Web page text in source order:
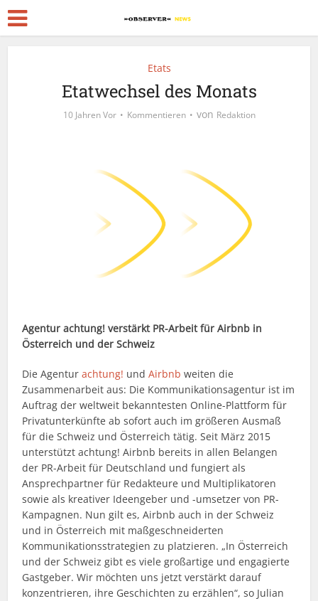
Etats
Etatwechsel des Monats
10 Jahren Vor Kommentieren von Redaktion
Agentur achtung! verstärkt PR-Arbeit für Airbnb in
Österreich und der Schweiz
Die Agenturachtung! undAirbnb weiten die
Zusammenarbeit aus: Die Kommunikationsagentur ist im
Auftrag der weltweit bekanntesten Online-Plattform für
Privatunterkünfte ab sofort auch im größeren Ausmaß
für die Schweiz und Österreich tätig. Seit März 2015
unterstützt achtung! Airbnb bereits in allen Belangen
der PR-Arbeit für Deutschland und fungiert als
Ansprechpartner für Redakteure und Multiplikatoren
sowie als kreativer Ideengeber und -umsetzer von PR-
Kampagnen. Nun gilt es, Airbnb auch in der Schweiz
und in Österreich mit maßgeschneiderten
Kommunikationsstrategien zu platzieren. „In Österreich
und der Schweiz gibt es viele großartige und engagierte
Gastgeber. Wir möchten uns jetzt verstärkt darauf
konzentrieren, ihre Geschichten zu erzählen“, so Julian